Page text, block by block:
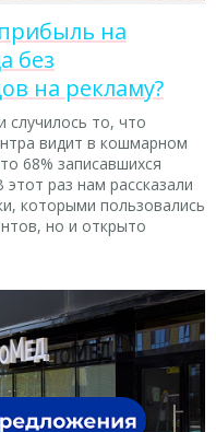
на
без
на рекламу?
случилось то, что
видит в кошмарном
68% записавшихся
раз нам рассказали
которыми пользовались
но и открыто